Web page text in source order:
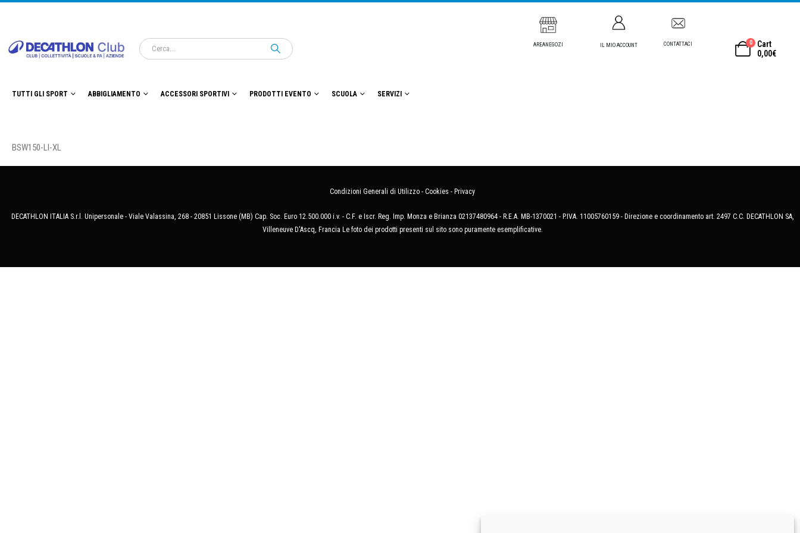
AREANEGOZI IL MIO ACCOUNT CONTATTACI 0
Cart
0,00€
TUTTI GLI SPORT ABBIGLIAMENTO ACCESSORI SPORTIVI PRODOTTI EVENTO SCUOLA SERVIZI
BSW150-LI-XL
Condizioni Generali di Utilizzo - Cookies - Privacy
DECATHLON ITALIA S.r.l. Unipersonale - Viale Valassina, 268 - 20851 Lissone (MB) Cap. Soc. Euro 12.500.000 i.v. - C.F. e Iscr. Reg. Imp. Monza e Brianza 02137480964 - R.E.A. MB-1370021 - P.IVA. 11005760159 - Direzione e coordinamento art. 2497 C.C. DECATHLON SA,
Villeneuve D'Ascq, Francia Le foto dei prodotti presenti sul sito sono puramente esemplificative.